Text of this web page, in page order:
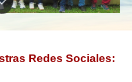
Redes Sociales: